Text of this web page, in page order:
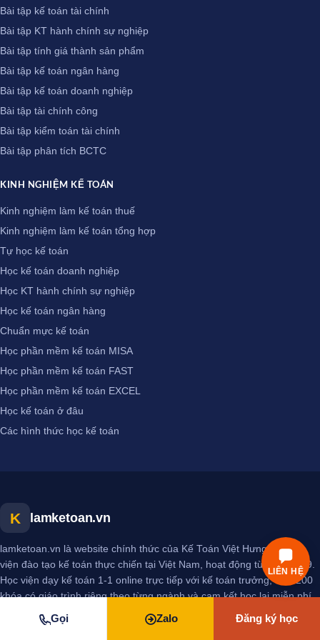
Bài tập kế toán tài chính
Bài tập KT hành chính sự nghiệp
Bài tập tính giá thành sản phẩm
Bài tập kế toán ngân hàng
Bài tập kế toán doanh nghiệp
Bài tập tài chính công
Bài tập kiểm toán tài chính
Bài tập phân tích BCTC
KINH NGHIỆM KẾ TOÁN
Kinh nghiệm làm kế toán thuế
Kinh nghiệm làm kế toán tổng hợp
Tự học kế toán
Học kế toán doanh nghiệp
Học KT hành chính sự nghiệp
Học kế toán ngân hàng
Chuẩn mực kế toán
Học phần mềm kế toán MISA
Học phần mềm kế toán FAST
Học phần mềm kế toán EXCEL
Học kế toán ở đâu
Các hình thức học kế toán
K lamketoan.vn
lamketoan.vn là website chính thức của Kế Toán Việt Hưng — học
viện đào tạo kế toán thực chiến tại Việt Nam, hoạt động từ năm 2009.
Học viện dạy kế toán 1-1 online trực tiếp với kế toán trưởng, hơn 200
khóa có giáo trình riêng theo từng ngành và cam kết học lại miễn phí
đến khi làm được việc. Đến nay đã đào tạo hơn 25.000 học viên và
đạt 4.9★ trên Google từ 322 đánh giá.
Gọi Zalo Đăng ký học
LIÊN HỆ